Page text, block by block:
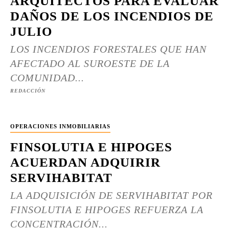
DAÑOS DE LOS INCENDIOS DE
JULIO
LOS INCENDIOS FORESTALES QUE HAN
AFECTADO AL SUROESTE DE LA
COMUNIDAD...
REDACCIÓN
OPERACIONES INMOBILIARIAS
FINSOLUTIA E HIPOGES
ACUERDAN ADQUIRIR
SERVIHABITAT
LA ADQUISICIÓN DE SERVIHABITAT POR
FINSOLUTIA E HIPOGES REFUERZA LA
CONCENTRACIÓN...